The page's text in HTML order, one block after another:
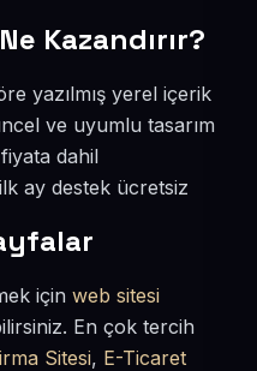
Kazandırır?
yazılmış yerel içerik
ve uyumlu tasarım
dahil
ay destek ücretsiz
için web sitesi
En çok tercih
Sitesi, E-Ticaret